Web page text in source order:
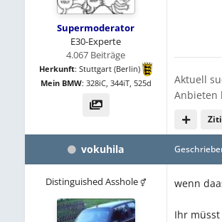
Supermoderator
E30-Experte
4.067 Beiträge
Herkunft: Stuttgart (Berlin)
Mein BMW: 328iC, 344iT, 525d Aktuell
Anbieten
vokuhila
Distinguished Asshole wenn
Ihr